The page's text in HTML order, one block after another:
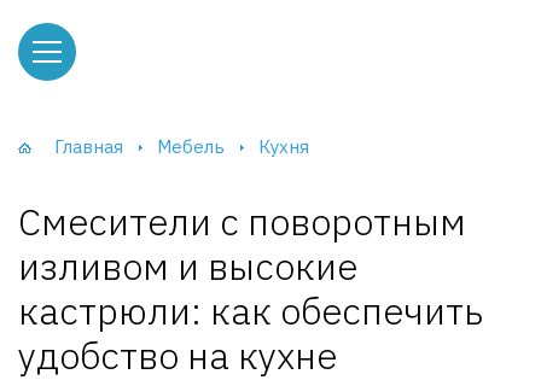
Главная Мебель Кухня
Смесители с поворотным
изливом и высокие
кастрюли: как обеспечить
удобство на кухне
и тумбы